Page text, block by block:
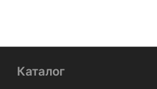
Каталог